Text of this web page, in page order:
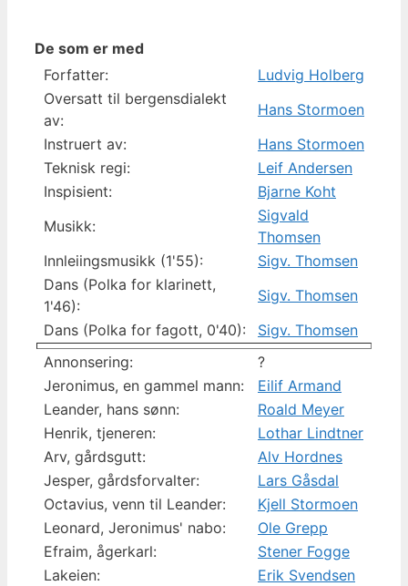
De som er med
Forfatter:
Ludvig Holberg
Oversatt til bergensdialekt
av:
Hans Stormoen
Instruert av:
Hans Stormoen
Teknisk regi:
Leif Andersen
Inspisient:
Bjarne Koht
Musikk:
Sigvald
Thomsen
Innleiingsmusikk (1'55):
Sigv. Thomsen
Dans (Polka for klarinett,
1'46):
Sigv. Thomsen
Dans (Polka for fagott, 0'40):
Sigv. Thomsen
Annonsering:
?
Jeronimus, en gammel mann:
Eilif Armand
Leander, hans sønn:
Roald Meyer
Henrik, tjeneren:
Lothar Lindtner
Arv, gårdsgutt:
Alv Hordnes
Jesper, gårdsforvalter:
Lars Gåsdal
Octavius, venn til Leander:
Kjell Stormoen
Leonard, Jeronimus' nabo:
Ole Grepp
Efraim, ågerkarl:
Stener Fogge
Lakeien:
Erik Svendsen